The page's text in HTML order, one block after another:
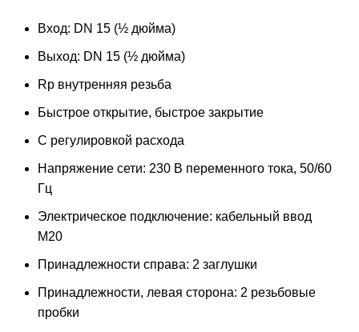
Вход: DN 15 (½ дюйма)
Выход: DN 15 (½ дюйма)
Rp внутренняя резьба
Быстрое открытие, быстрое закрытие
С регулировкой расхода
Напряжение сети: 230 В переменного тока, 50/60
Гц
Электрическое подключение: кабельный ввод
M20
Принадлежности справа: 2 заглушки
Принадлежности, левая сторона: 2 резьбовые
пробки